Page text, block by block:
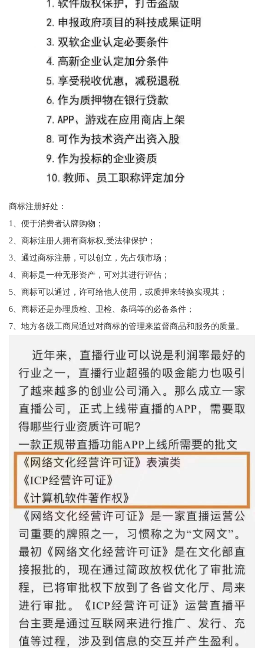
商标注册好处：
1、便于消费者认牌购物；
2、商标注册人拥有商标权,受法律保护；
3、通过商标注册，可以创立，先占领市场；
4、商标是一种无形资产，可对其进行评估；
5、商标可以通过，许可给他人使用，或质押来转换实现其；
6、商标还是办理质检、卫检、条码等的必备条件；
7、地方各级工商局通过对商标的管理来监督商品和服务的质量。